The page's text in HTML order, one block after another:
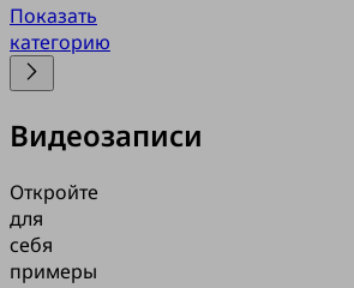
Показать
категорию
Видеозаписи
Откройте
для
себя
примеры